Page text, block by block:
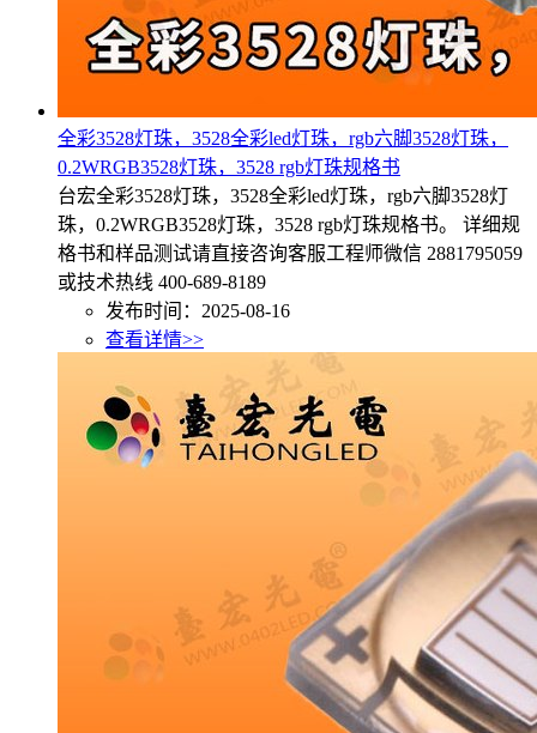
全彩3528灯珠，3528全彩led灯珠，rgb六脚3528灯珠，
0.2WRGB3528灯珠，3528 rgb灯珠规格书
台宏全彩3528灯珠，3528全彩led灯珠，rgb六脚3528灯
珠，0.2WRGB3528灯珠，3528 rgb灯珠规格书。 详细规
格书和样品测试请直接咨询客服工程师微信 2881795059
或技术热线 400-689-8189
发布时间：2025-08-16
查看详情>>